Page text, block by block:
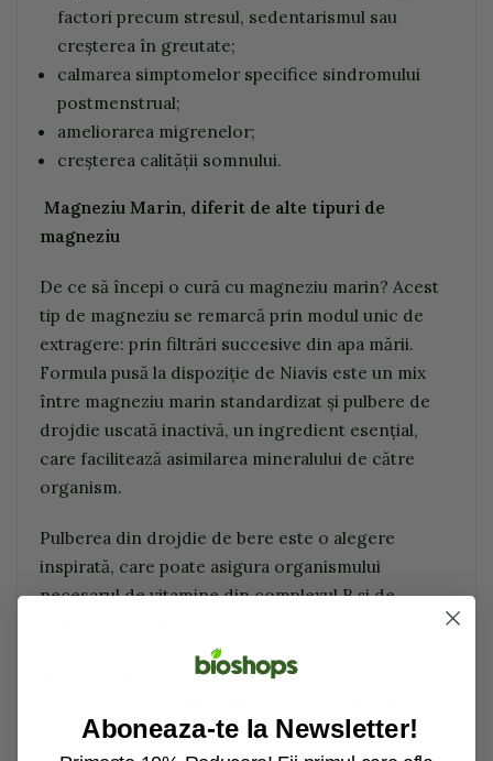
factori precum stresul, sedentarismul sau
creșterea în greutate;
calmarea simptomelor specifice sindromului
postmenstrual;
ameliorarea migrenelor;
creșterea calității somnului.
Magneziu Marin, diferit de alte tipuri de
magneziu
De ce să începi o cură cu magneziu marin? Acest
tip de magneziu se remarcă prin modul unic de
extragere: prin filtrări succesive din apa mării.
Formula pusă la dispoziție de Niavis este un mix
între magneziu marin standardizat și pulbere de
drojdie uscată inactivă, un ingredient esențial,
care facilitează asimilarea mineralului de către
organism.
Pulberea din drojdie de bere este o alegere
inspirată, care poate asigura organismului
necesarul de vitamine din complexul B și de
Încă o veste bună! Dacă urmezi o dietă vegetariană
terapeutic al Magneziului Marin, pentru că Niavis
Aboneaza-te la Newsletter!